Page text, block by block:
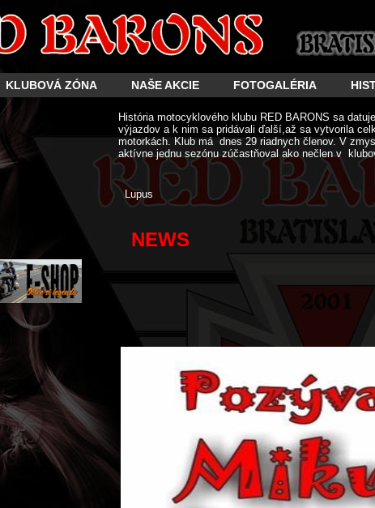
KLUBOVÁ ZÓNA NAŠE AKCIE FOTOGALÉRIA
História motocyklového klubu RED BARONS sa
výjazdov a k nim sa pridávali ďalší,až sa vytvorila
motorkách. Klub má dnes 29 riadnych členov. V
aktívne jednu sezónu zúčastňoval ako nečlen v
Lupus
NEWS